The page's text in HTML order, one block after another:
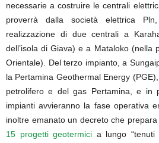
necessarie a costruire le centrali
proverrà dalla società elettrica
realizzazione di due centrali a
dell’isola di Giava) e a Mataloko (nella
Orientale). Del terzo impianto, a
la Pertamina Geothermal Energy
petrolifero e del gas Pertamina, e in
impianti avvieranno la fase operativa
inoltre emanato un decreto che
15 progetti geotermici a lungo